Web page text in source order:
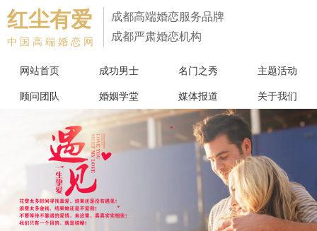
红尘有爱
中国高端婚恋网
成都高端婚恋服务品牌
成都严肃婚恋机构
网站首页 成功男士 名门之秀 主题活动
顾问团队 婚姻学堂 媒体报道 关于我们